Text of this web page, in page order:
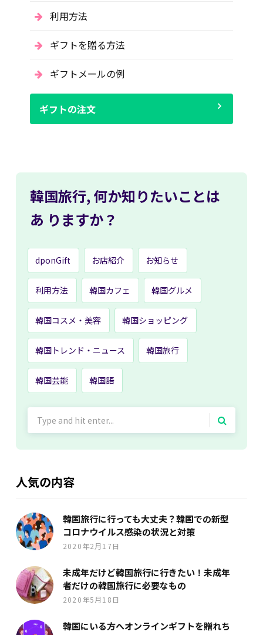
利用方法
ギフトを贈る方法
ギフトメールの例
ギフトの注文
韓国旅行, 何か知りたいことは
あ りますか？
dponGift お店紹介 お知らせ
利用方法 韓国カフェ 韓国グルメ
韓国コスメ・美容 韓国ショッピング
韓国トレンド・ニュース 韓国旅行
韓国芸能 韓国語
人気の内容
韓国旅行に行っても大丈夫？韓国での新型
コロナウイルス感染の状況と対策
2020年2月17日
未成年だけど韓国旅行に行きたい！未成年
者だけの韓国旅行に必要なもの
2020年5月18日
韓国にいる方へオンラインギフトを贈れち